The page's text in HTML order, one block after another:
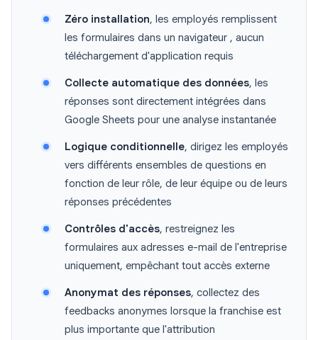
Zéro installation, les employés remplissent
les formulaires dans un navigateur , aucun
téléchargement d'application requis
Collecte automatique des données, les
réponses sont directement intégrées dans
Google Sheets pour une analyse instantanée
Logique conditionnelle, dirigez les employés
vers différents ensembles de questions en
fonction de leur rôle, de leur équipe ou de leurs
réponses précédentes
Contrôles d'accès, restreignez les
formulaires aux adresses e-mail de l'entreprise
uniquement, empêchant tout accès externe
Anonymat des réponses, collectez des
feedbacks anonymes lorsque la franchise est
plus importante que l'attribution